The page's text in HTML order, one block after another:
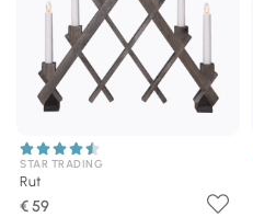
STAR TRADING
Rut
€ 59